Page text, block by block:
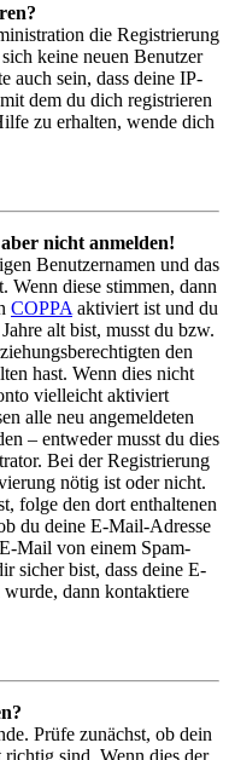
die Registrierung
keine neuen Benutzer
auch sein, dass deine IP-
dem du dich registrieren
zu erhalten, wende dich
nicht anmelden!
Benutzernamen und das
Wenn diese stimmen, dann
COPPA aktiviert ist und du
alt bist, musst du bzw.
den
hast. Wenn dies nicht
vielleicht aktiviert
alle neu angemeldeten
– entweder musst du dies
Bei der Registrierung
nötig ist oder nicht.
folge den dort enthaltenen
du deine E-Mail-Adresse
Mail von einem Spam-
sicher bist, dass deine E-
dann kontaktiere
Prüfe zunächst, ob dein
sind. Wenn dies der